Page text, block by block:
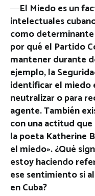
―El Miedo es un
intelectuales
como
por qué el Partido
mantener durante
ejemplo, la
identificar el miedo
neutralizar o para
agente. También
con una actitud
la poeta Katherine
el miedo». ¿Qué
estoy haciendo
ese sentimiento si
en Cuba?